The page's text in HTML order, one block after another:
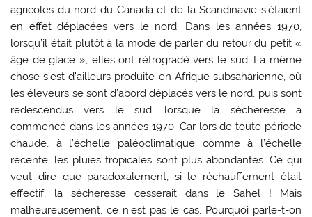
agricoles du nord du Canada et de la Scandinavie s’étaient
en effet déplacées vers le nord. Dans les années 1970,
lorsqu’il était plutôt à la mode de parler du retour du petit «
âge de glace », elles ont rétrogradé vers le sud. La même
chose s’est d’ailleurs produite en Afrique subsaharienne, où
les éleveurs se sont d’abord déplacés vers le nord, puis sont
redescendus vers le sud, lorsque la sécheresse a
commencé dans les années 1970. Car lors de toute période
chaude, à l’échelle paléoclimatique comme à l’échelle
récente, les pluies tropicales sont plus abondantes. Ce qui
veut dire que paradoxalement, si le réchauffement était
effectif, la sécheresse cesserait dans le Sahel ! Mais
malheureusement, ce n’est pas le cas. Pourquoi parle-t-on